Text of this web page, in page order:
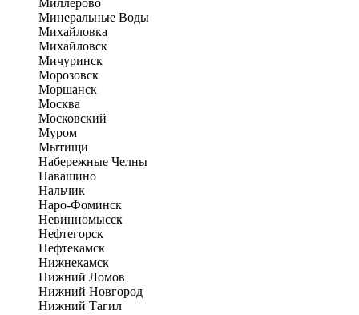
Миллерово
Минеральные Воды
Михайловка
Михайловск
Мичуринск
Морозовск
Моршанск
Москва
Московский
Муром
Мытищи
Набережные Челны
Навашино
Нальчик
Наро-Фоминск
Невинномысск
Нефтегорск
Нефтекамск
Нижнекамск
Нижний Ломов
Нижний Новгород
Нижний Тагил